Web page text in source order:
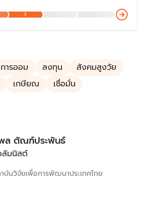
ไทยมีปัญหาเรื่องเงินทุนจึงต้องกู้เงินจาก
ลดการพึ่งพาเงินทุน รัฐบาลจึงมีนโยบาย
ไรก็ตาม จากสังคมสูงวัย เป้าหมายของ
ยเกษียณ
3
การออม ลงทุน
สังคมสูงวัย
เกษียณ เชื่อมั่น
ล ตัณฑ์ประพันธ์
ลัมนิสต์
บันวิจัยเพื่อการพัฒนาประเทศไทย